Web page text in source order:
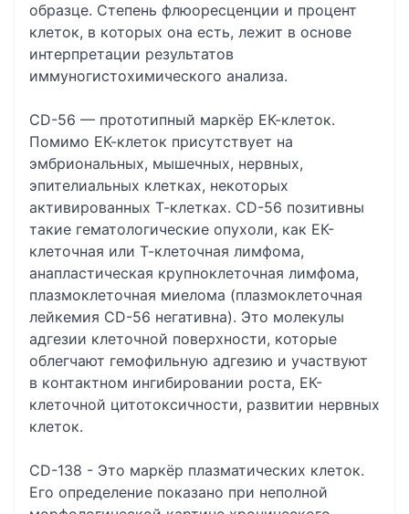
образце. Степень флюоресценции и процент
клеток, в которых она есть, лежит в основе
интерпретации результатов
иммуногистохимического анализа.
CD-56 — прототипный маркёр ЕК-клеток.
Помимо ЕК-клеток присутствует на
эмбриональных, мышечных, нервных,
эпителиальных клетках, некоторых
активированных Т-клетках. CD-56 позитивны
такие гематологические опухоли, как ЕК-
клеточная или Т-клеточная лимфома,
анапластическая крупноклеточная лимфома,
плазмоклеточная миелома (плазмоклеточная
лейкемия CD-56 негативна). Это молекулы
адгезии клеточной поверхности, которые
облегчают гемофильную адгезию и участвуют
в контактном ингибировании роста, ЕК-
клеточной цитотоксичности, развитии нервных
клеток.
CD-138 - Это маркёр плазматических клеток.
Его определение показано при неполной